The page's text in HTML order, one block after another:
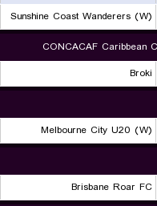
Sunshine Coast Wanderers (W)
CONCACAF Caribbean
Broki
Melbourne City U20 (W)
Brisbane Roar FC